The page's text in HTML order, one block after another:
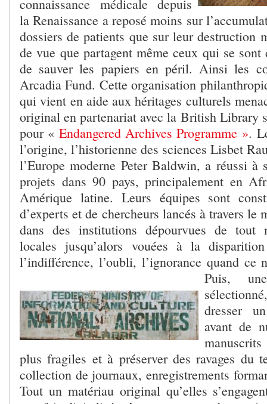
connaissance médicale depuis
la Renaissance a reposé moins sur
dossiers de patients que sur leur destruction
de vue que partagent même ceux qui se
de sauver les papiers en péril. Ainsi les
Arcadia Fund. Cette organisation
qui vient en aide aux héritages culturels
original en partenariat avec la British Library
pour «Endangered Archives Programme ».
l’origine, l’historienne des sciences Lisbet
l’Europe moderne Peter Baldwin, a réussi à
projets dans 90 pays, principalement en
Amérique latine. Leurs équipes sont
d’experts et de chercheurs lancés à travers le
dans des institutions dépourvues de tout
locales jusqu’alors vouées à la
l’indifférence, l’oubli, l’ignorance quand ce
Puis,
dresser
avant de
plus fragiles et à préserver des ravages du
collection de journaux, enregistrements
Tout un matériau original qu’elles